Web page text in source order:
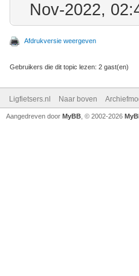
Nov-2022,
Afdrukversie weergeven
Gebruikers die dit topic lezen: 2 gast(en)
Ligfietsers.nl Naar boven
Aangedreven door MyBB , © 2002-2026